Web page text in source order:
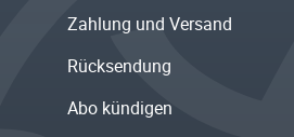
Zahlung und Versand
Rücksendung
Abo kündigen